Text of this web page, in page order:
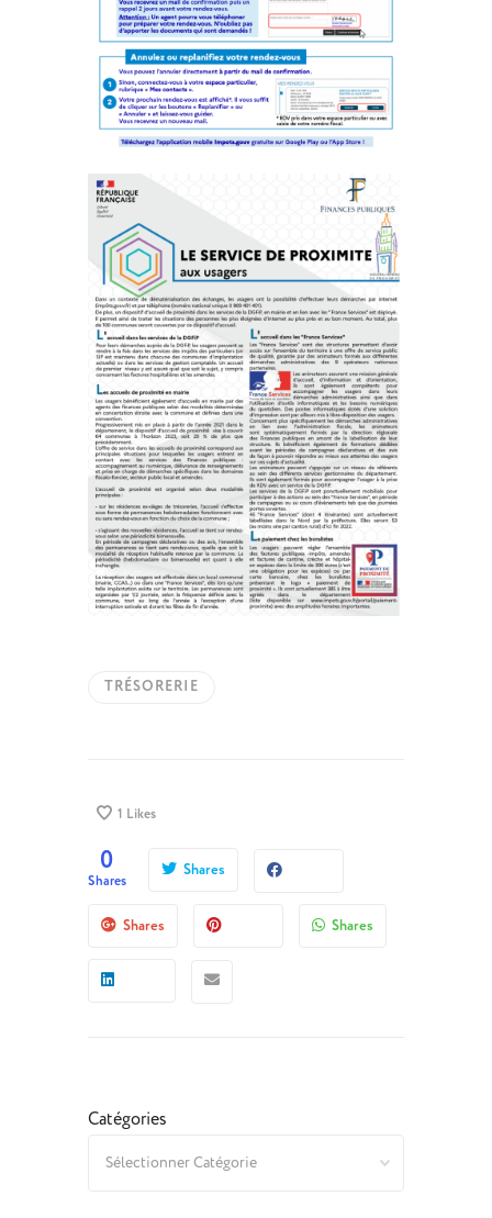
TRÉSORERIE
1 Likes
0
Shares
Shares
Shares Shares
Catégories